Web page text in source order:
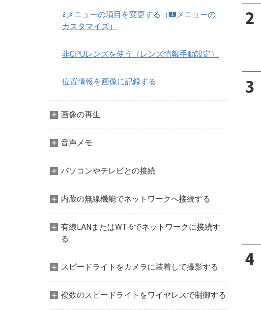
iメニューの項目を変更する（i メニューの
カスタマイズ）
非CPUレンズを使う（レンズ情報手動設定）
位置情報を画像に記録する
画像の再生
音声メモ
パソコンやテレビとの接続
内蔵の無線機能でネットワークへ接続する
有線LANまたはWT-6でネットワークに接続す
る
スピードライトをカメラに装着して撮影する
複数のスピードライトをワイヤレスで制御する